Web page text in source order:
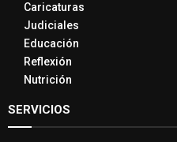
Caricaturas
Judiciales
Educación
Reflexión
Nutrición
SERVICIOS